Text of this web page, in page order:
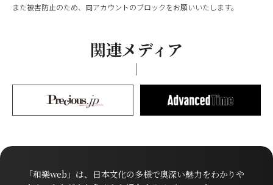
また被害防止のため、同アカウントのブロックをお願いいたします。
関連メディア
「和樂web」は、日本文化の多様で奥深い魅力をわかりや